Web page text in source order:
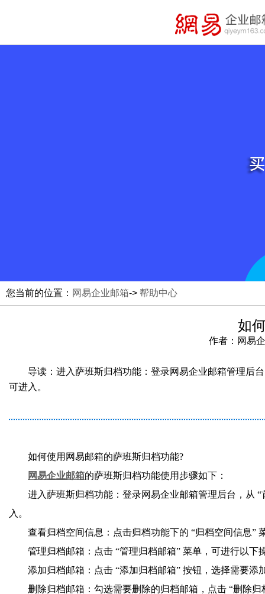
您当前的位置： 网易企业邮箱-> 帮助中心
如
作者：网易
导读：进入萨班斯归档功能：登录网易企业邮箱管理后
可进入。
如何使用网易邮箱的萨班斯归档功能?
网易企业邮箱的萨班斯归档功能使用步骤如下：
进入萨班斯归档功能：登录网易企业邮箱管理后台，从
入。
查看归档空间信息：点击归档功能下的 “归档空间信息”
管理归档邮箱：点击 “管理归档邮箱” 菜单，可进行以下
添加归档邮箱：点击 “添加归档邮箱” 按钮，选择需要
删除归档邮箱：勾选需要删除的归档邮箱，点击 “删除